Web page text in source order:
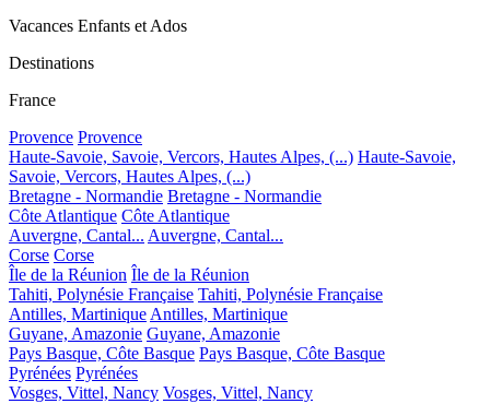
Vacances Enfants et Ados
Destinations
France
Provence Provence
Haute-Savoie, Savoie, Vercors, Hautes Alpes, (...) Haute-Savoie,
Savoie, Vercors, Hautes Alpes, (...)
Bretagne - Normandie Bretagne - Normandie
Côte Atlantique Côte Atlantique
Auvergne, Cantal... Auvergne, Cantal...
Corse Corse
Île de la Réunion Île de la Réunion
Tahiti, Polynésie Française Tahiti, Polynésie Française
Antilles, MartiniqueAntilles, Martinique
Guyane, Amazonie Guyane, Amazonie
Pays Basque, Côte Basque Pays Basque, Côte Basque
Pyrénées Pyrénées
Vosges, Vittel, Nancy Vosges, Vittel, Nancy